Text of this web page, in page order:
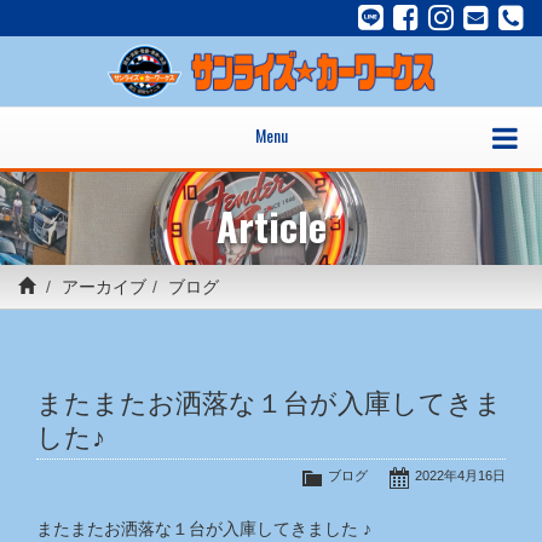
Menu
Article
アーカイブ ブログ
またまたお洒落な１台が入庫してきま
した♪
2022年4月16日
ブログ
またまたお洒落な１台が入庫してきました ♪